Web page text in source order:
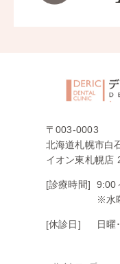
〒003-0003
北海道札幌市白
イオン東札幌店
[診療時間] 9:00
※水
[休診日] 日曜